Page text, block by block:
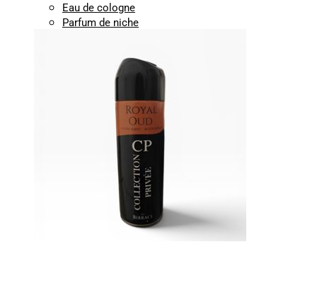
Eau de cologne
Parfum de niche